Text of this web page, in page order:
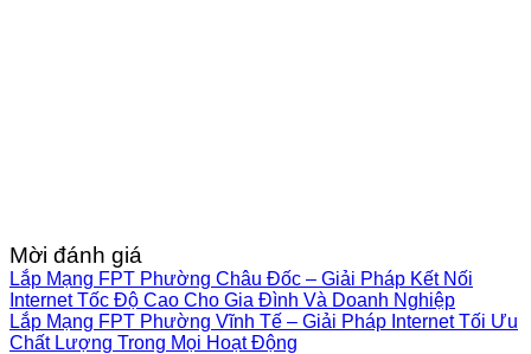
Mời đánh giá
Lắp Mạng FPT Phường Châu Đốc – Giải Pháp Kết Nối
Internet Tốc Độ Cao Cho Gia Đình Và Doanh Nghiệp
Lắp Mạng FPT Phường Vĩnh Tế – Giải Pháp Internet Tối Ưu
Chất Lượng Trong Mọi Hoạt Động